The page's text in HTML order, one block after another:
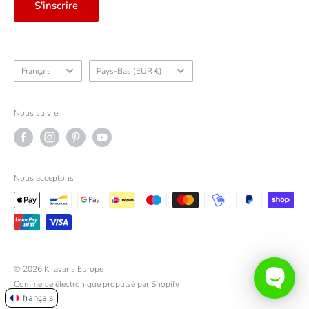
S'inscrire
Langue
Français Pays/région
Pays-Bas (EUR €)
Nous suivre
Nous acceptons
© 2026 Kiravans Europe
Commerce électronique propulsé par Shopify
français